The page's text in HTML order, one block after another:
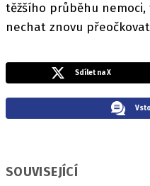
těžšího průběhu
nechat znovu
Sdílet na X
SOUVISEJÍCÍ